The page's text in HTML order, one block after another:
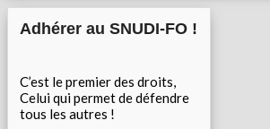
Adhérer au SNUDI-FO !
C’est le premier des droits,
Celui qui permet de défendre
tous les autres !